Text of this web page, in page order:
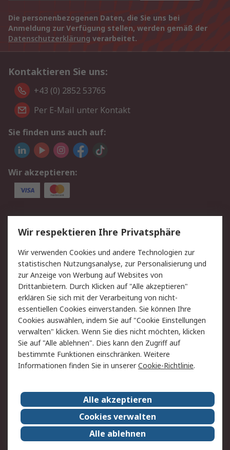
Die personenbezogenen Daten, die Sie uns bei
Anmeldung zur Verfügung stellen, werden gemäß der
Datenschutzerklärung verarbeitet.
Kontaktieren Sie uns:
+43 (0) 2852 53765
Per E-Mail unter Kontakt
Sie finden uns auch auf:
Wir akzeptieren:
Service
Value Added Services
Lieferlösungen
Rücksendung/Entsorgung Kontakt
Hilfe
Rechtliches
RS Verkaufs- und
Lieferbedingungen
Datenschutz
Cookie-Richtlinie
Zahlungsbedingungen
Impressum
Webseite Konditionen
RS weltweit
Karriere bei RS
Nachhaltigkeit
Qualität/Zertifikate
Presse-Center
Event-Center
Wir respektieren Ihre Privatsphäre
Wir verwenden Cookies und andere Technologien zur
statistischen Nutzungsanalyse, zur Personalisierung und
zur Anzeige von Werbung auf Websites von
Drittanbietern. Durch Klicken auf "Alle akzeptieren"
erklären Sie sich mit der Verarbeitung von nicht-
essentiellen Cookies einverstanden. Sie können Ihre
Cookies auswählen, indem Sie auf "Cookie Einstellungen
verwalten" klicken. Wenn Sie dies nicht möchten, klicken
Sie auf "Alle ablehnen". Dies kann den Zugriff auf
bestimmte Funktionen einschränken. Weitere
Informationen finden Sie in unsererCookie-Richtlinie.
Alle akzeptieren
Cookies verwalten
Alle ablehnen